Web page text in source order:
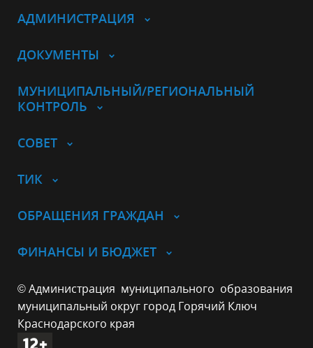
АДМИНИСТРАЦИЯ
ДОКУМЕНТЫ
МУНИЦИПАЛЬНЫЙ/РЕГИОНАЛЬНЫЙ
КОНТРОЛЬ
СОВЕТ
ТИК
ОБРАЩЕНИЯ ГРАЖДАН
ФИНАНСЫ И БЮДЖЕТ
© Администрация муниципального образования
муниципальный округ город Горячий Ключ
Краснодарского края